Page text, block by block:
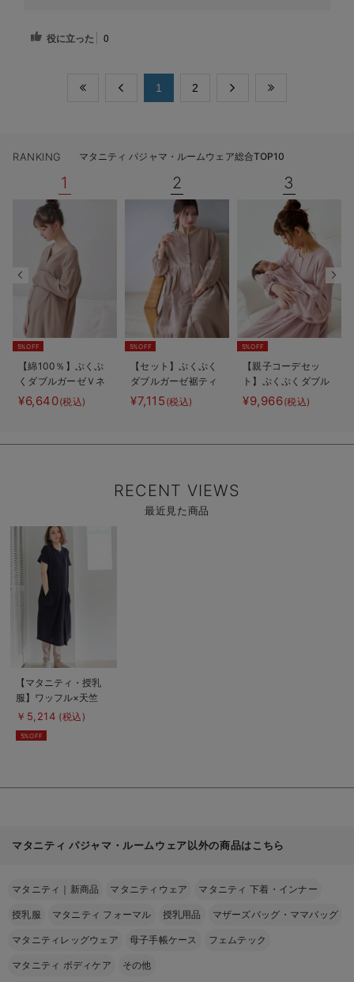
役に立った 0
​1 ​2
RANKING マタニティ パジャマ・ルームウェア総合TOP10
1
5%OFF
【綿100％】ぷくぷ
くダブルガーゼＶネ
ックワンピ＆産前産
後使えるレギンスパ
¥6,640(税込)
2
5%OFF
【セット】ぷくぷく
ダブルガーゼ裾ティ
アード3WAYワンピ
ース＆産後も使える
¥7,115 (税込)
3
5%OFF
【親子コーデセッ
ト】ぷくぷくダブル
ガーゼ裾ティアード
3WAYワンピース＆
¥9,966(税込)
RECENT VIEWS
最近見た商品
商
品
詳
細
を
る
商
品
詳
を
見
る
【マタニティ・授乳
服】ワッフル×天竺
2WAY半袖パジャマ
￥5,214 (税込)
5%OFF
マタニティ パジャマ・ルームウェア以外の商品はこちら
マタニティ｜新商品 マタニティウェア マタニティ 下着・インナー
授乳服 マタニティ フォーマル 授乳用品 マザーズバッグ・ママバッグ
マタニティレッグウェア 母子手帳ケース フェムテック
マタニティ ボディケア その他